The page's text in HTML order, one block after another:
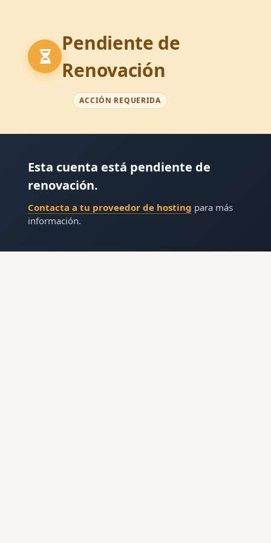
Pendiente de
Renovación
ACCIÓN REQUERIDA
Esta cuenta está pendiente de
renovación.
Contacta a tu proveedor de hosting para más
información.